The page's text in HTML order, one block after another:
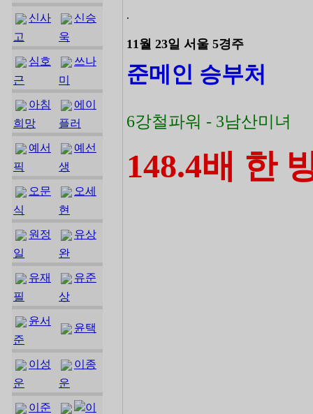
신사
고
신승
욱
심호
근
쓰나
미
아침
희망
에이
플러
예서
픽
예선
생
오문
식
오세
현
원정
일
유상
완
유재
필
유준
상
윤서
준
윤택
이성
운
이종
운
이준
이
.
11월 23일 서울 5경주
준메인 승부처
6강철파워 - 3남산미녀
148.4배 한